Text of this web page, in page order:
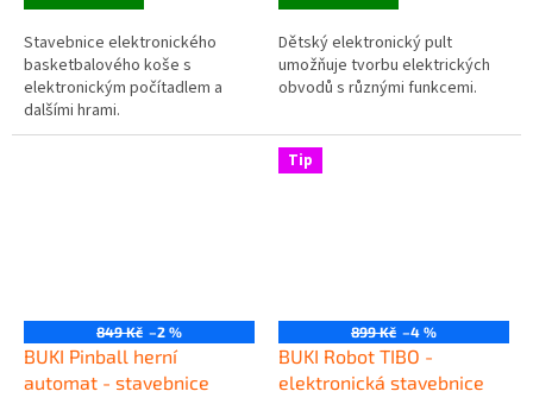
Stavebnice elektronického
basketbalového koše s
elektronickým počítadlem a
dalšími hrami.
Dětský elektronický pult
umožňuje tvorbu elektrických
obvodů s různými funkcemi.
849 Kč –2 %
BUKI Pinball herní
automat - stavebnice
Tip
899 Kč –4 %
BUKI Robot TIBO -
elektronická stavebnice